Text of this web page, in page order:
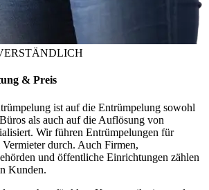
& Preis
ist auf die Entrümpelung sowohl
als auch auf die Auflösung von
Wir führen Entrümpelungen für
durch. Auch Firmen,
und öffentliche Einrichtungen zählen
Kunden.